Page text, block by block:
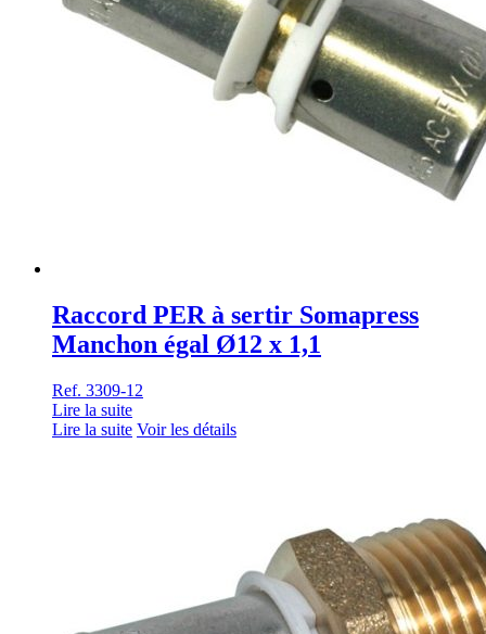
Raccord PER à sertir Somapress
Manchon égal Ø12 x 1,1
Ref. 3309-12
Lire la suite
Lire la suite Voir les détails